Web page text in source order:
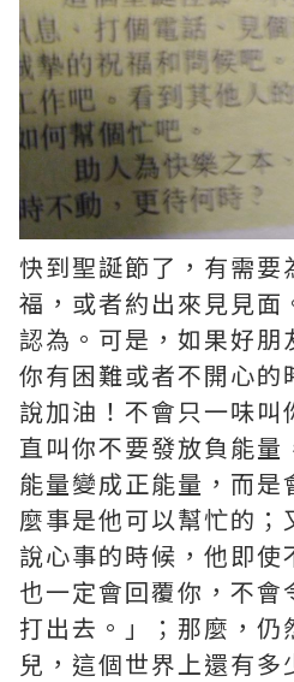
快到聖誕節了，有需要
福，或者約出來見見面
認為。可是，如果好朋
你有困難或者不開心的
說加油！不會只一味叫
直叫你不要發放負能量
能量變成正能量，而是
麼事是他可以幫忙的；
說心事的時候，他即使
也一定會回覆你，不會
打出去。」；那麼，仍
兒，這個世界上還有多